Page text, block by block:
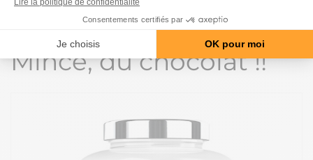
avantages sans les inconvénients !
Mince, du chocolat !!